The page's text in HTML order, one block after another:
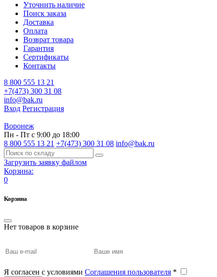
Уточнить наличие
Поиск заказа
Доставка
Оплата
Возврат товара
Гарантия
Сертификаты
Контакты
8 800 555 13 21
+7(473) 300 31 08
info@bak.ru
Вход Регистрация
Воронеж
Пн - Пт с 9:00 до 18:00
8 800 555 13 21 +7(473) 300 31 08 info@bak.ru
Загрузить заявку файлом
Корзина:
0
Корзина
Нет товаров в корзине
Я согласен с условиями Соглашения пользователя *